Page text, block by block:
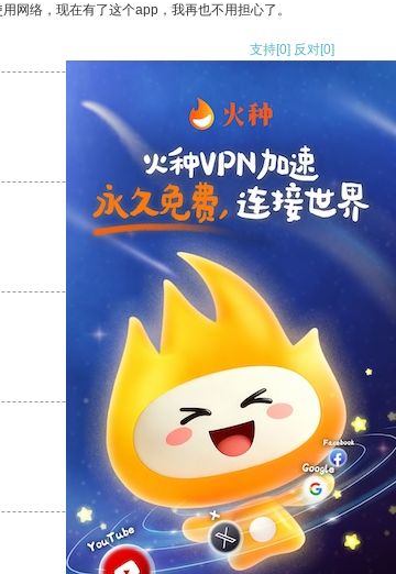
网络，现在有了这个app，我再也不用担心了。
支持[0] 反对[0]
支持[0] 反对
支持
反对 [0]
支持[0] 反对[0]